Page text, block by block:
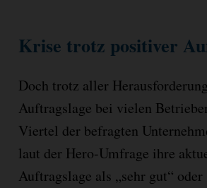
Krise trotz positiver
Doch trotz aller
Auftragslage bei vielen
Viertel der befragten
laut der Hero-Umfrage ihre
Auftragslage als „sehr gut“ oder